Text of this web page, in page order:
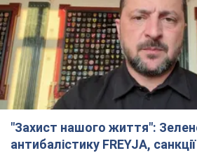
"Захист нашого життя":
антибалістику FREYJA,